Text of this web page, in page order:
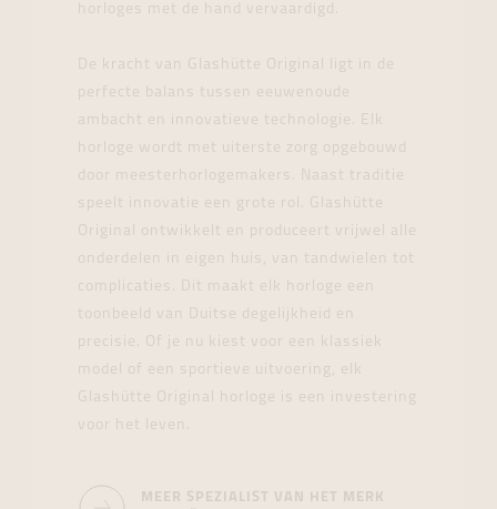
horloges met de hand vervaardigd.
De kracht van Glashütte Original ligt in de
perfecte balans tussen eeuwenoude
ambacht en innovatieve technologie. Elk
horloge wordt met uiterste zorg opgebouwd
door meesterhorlogemakers. Naast traditie
speelt innovatie een grote rol. Glashütte
Original ontwikkelt en produceert vrijwel alle
onderdelen in eigen huis, van tandwielen tot
complicaties. Dit maakt elk horloge een
toonbeeld van Duitse degelijkheid en
precisie. Of je nu kiest voor een klassiek
model of een sportieve uitvoering, elk
Glashütte Original horloge is een investering
voor het leven.
MEER SPEZIALIST VAN HET MERK